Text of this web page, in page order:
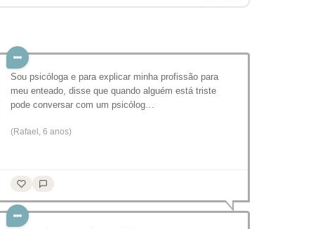
Sou psicóloga e para explicar minha profissão para
meu enteado, disse que quando alguém está triste
pode conversar com um psicólog…
(Rafael, 6 anos)